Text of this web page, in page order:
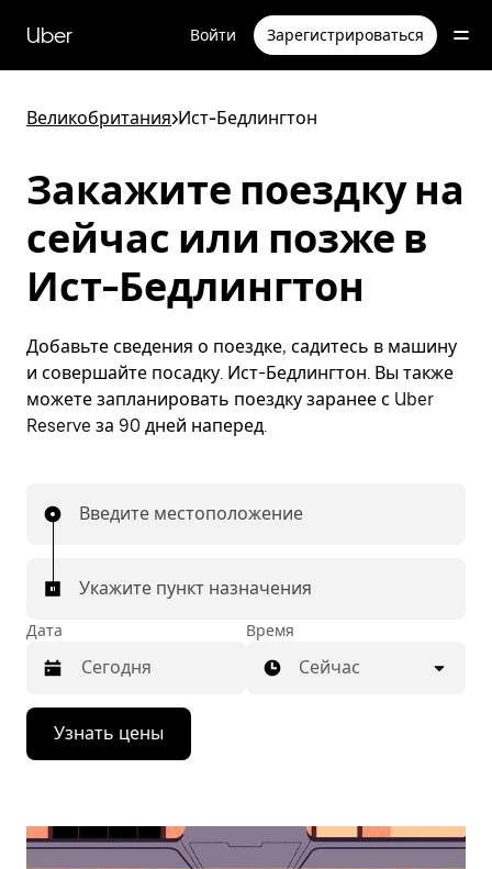
перейти
к
содержимому
Uber Войти Зарегистрироваться
Великобритания>Ист-Бедлингтон
Закажите поездку на
сейчас или позже в
Ист-Бедлингтон
Добавьте сведения о поездке, садитесь в машину
и совершайте посадку. Ист-Бедлингтон. Вы также
можете запланировать поездку заранее с Uber
Reserve за 90 дней наперед.
Введите местоположение
Укажите пункт назначения
Дата
Нажмите
стрелку
вниз,
календарю
Время
Сейчас
Узнать цены